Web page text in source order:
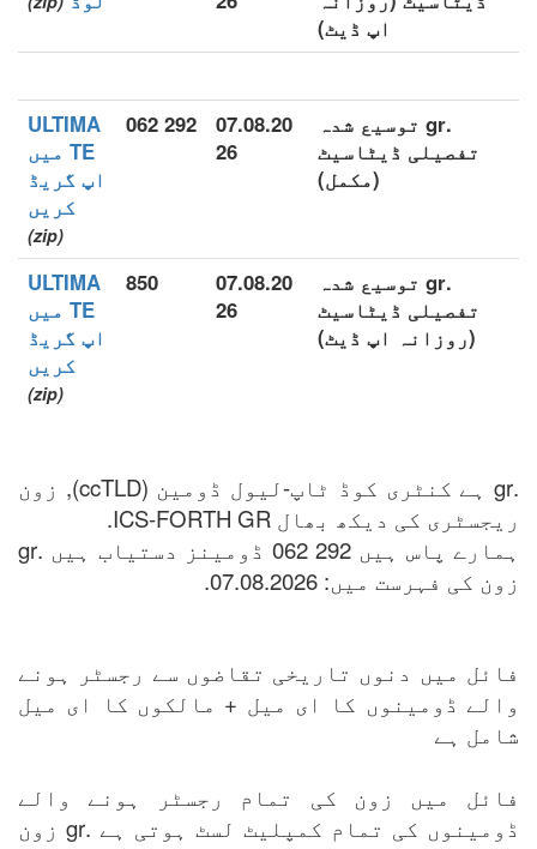
اپ ڈیٹ)
.gr توسیع شدہ
تفصیلی ڈیٹاسیٹ
(مکمل)
07.08.20
26
292 062
ULTIMA
TE میں
اپ گریڈ
کریں
(zip)
.gr توسیع شدہ
تفصیلی ڈیٹاسیٹ
(روزانہ اپ ڈیٹ)
07.08.20
26
850
ULTIMA
TE میں
اپ گریڈ
کریں
(zip)
.gr ہے کنٹری کوڈ ٹاپ-لیول ڈومین (ccTLD), زون
ریجسٹری کی دیکھ بھال ICS-FORTH GR.
ہمارے پاس ہیں 292 062 ڈومینز دستیاب ہیں .gr
زون کی فہرست میں: 07.08.2026.
فائل میں دنوں تاریخی تقاضوں سے رجسٹر ہونے
والے ڈومینوں کا ای میل + مالکوں کا ای میل
شامل ہے
فائل میں زون کی تمام رجسٹر ہونے والے
ڈومینوں کی تمام کمپلیٹ لسٹ ہوتی ہے .gr زون